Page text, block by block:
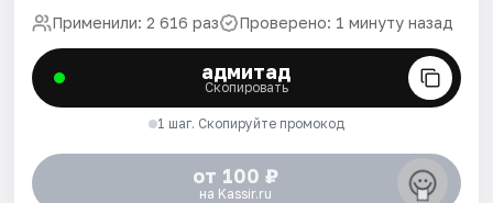
Применили: 2 616 раз Проверено: 1 минуту назад
адмитад
Скопировать
1 шаг. Скопируйте промокод
от 100 ₽
на Kassir.ru